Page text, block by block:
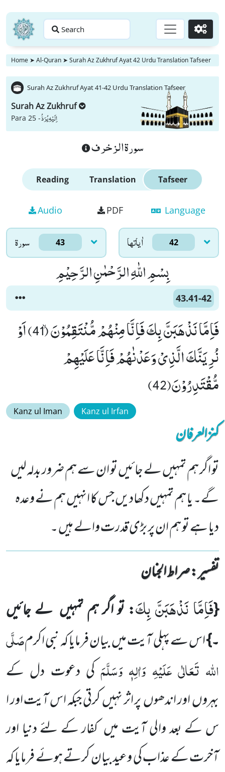
Search Go
Home ➤ Al-Quran ➤ Surah Az Zukhruf Ayat 42 Urdu Translation Tafseer
Surah Az Zukhruf Ayat 41-42 Urdu Translation Tafseer
Surah Az Zukhruf
Para 25 -اِلَیْهِ یُرَدُّ
سورة الزخرف
Reading Translation Tafseer
Audio PDF Language
سورۃ 43 اٰياتها 42
بِسْمِ اللّٰهِ الرَّحْمٰنِ الرَّحِیْمِ
43.41-42
فَاِمَّا نَذْهَبَنَّ بِكَ فَاِنَّا مِنْهُمْ مُّنْتَقِمُوْنَۙ (41) اَوْ
نُرِیَنَّكَ الَّذِیْ وَعَدْنٰهُمْ فَاِنَّا عَلَیْهِمْ
مُّقْتَدِرُوْنَ(42)
Kanz ul Iman Kanz ul Irfan
کنزالعرفان
تو اگر ہم تمہیں لے جائیں تو ان سے ہم ضرور بدلہ لیں
گے۔ یا ہم تمہیں دکھادیں جس کا انہیں ہم نے وعدہ
دیا ہے تو ہم ان پر بڑی قدرت والے ہیں ۔
تفسیر : ‎صراط الجنان
{فَاِمَّا نَذْهَبَنَّ بِكَ: تو اگر ہم تمہیں لے جائیں
۔}اس سے پہلی آیت میں بیان فرمایا کہ نبی اکرمصَلَّی
اللہ تَعَالٰی عَلَیْہِ وَاٰلِہٖ وَسَلَّمَ کی دعوت دل کے
بہروں اور اندھوں پر اثر نہیں کرتی جبکہ اس آیت اور ا
س کے بعد والی آیت میں کفار کے لئے دنیا اور
آخرت کے عذاب کی وعید بیان کرتے ہوئے فرمایا کہ